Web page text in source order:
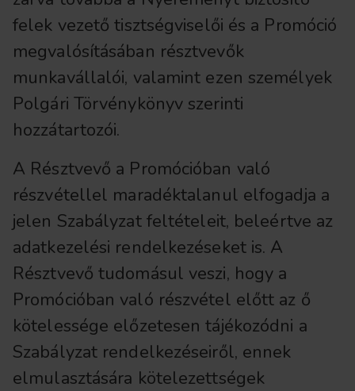
felek vezető tisztségviselői és a Promóció
megvalósításában résztvevők
munkavállalói, valamint ezen személyek
Polgári Törvénykönyv szerinti
hozzátartozói.
A Résztvevő a Promócióban való
részvétellel maradéktalanul elfogadja a
jelen Szabályzat feltételeit, beleértve az
adatkezelési rendelkezéseket is. A
Résztvevő tudomásul veszi, hogy a
Promócióban való részvétel előtt az ő
kötelessége előzetesen tájékozódni a
Szabályzat rendelkezéseiről, ennek
elmulasztására kötelezettségek